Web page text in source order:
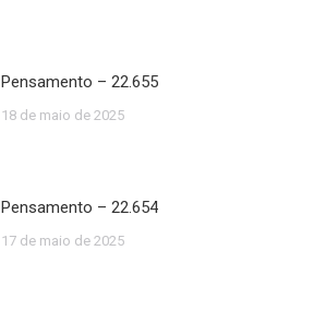
Pensamento – 22.655
18 de maio de 2025
Pensamento – 22.654
17 de maio de 2025